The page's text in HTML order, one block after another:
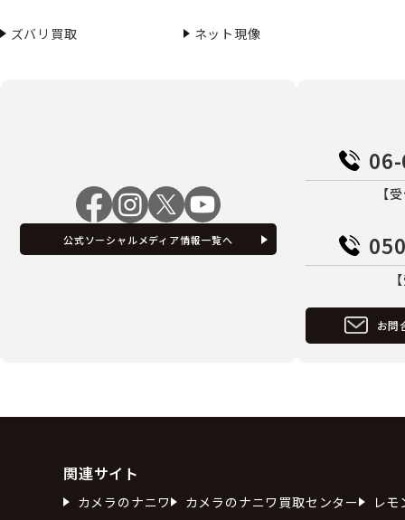
ズバリ買取 ネット現像
公式ソーシャルメディア情報一覧へ
【
お問
関連サイト
カメラのナニワ カメラのナニワ買取センター レモ